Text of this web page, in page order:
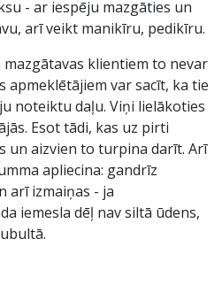
- ar iespēju mazgāties un
arī veikt manikīru, pedikīru.
klientiem to nevar
var sacīt, ka tie
noteiktu daļu. Viņi lielākoties
Esot tādi, kas uz pirti
un aizvien to turpina darīt. Arī
apliecina: gandrīz
arī izmaiņas - ja
iemesla dēļ nav siltā ūdens,